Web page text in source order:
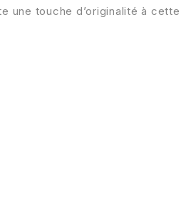
une touche d’originalité à cette